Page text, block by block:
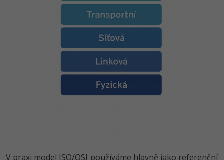
-15%
Adobe InDesign -25%
Adobe After Effects
V praxi model ISO/OSI používáme hlavně jako referenční